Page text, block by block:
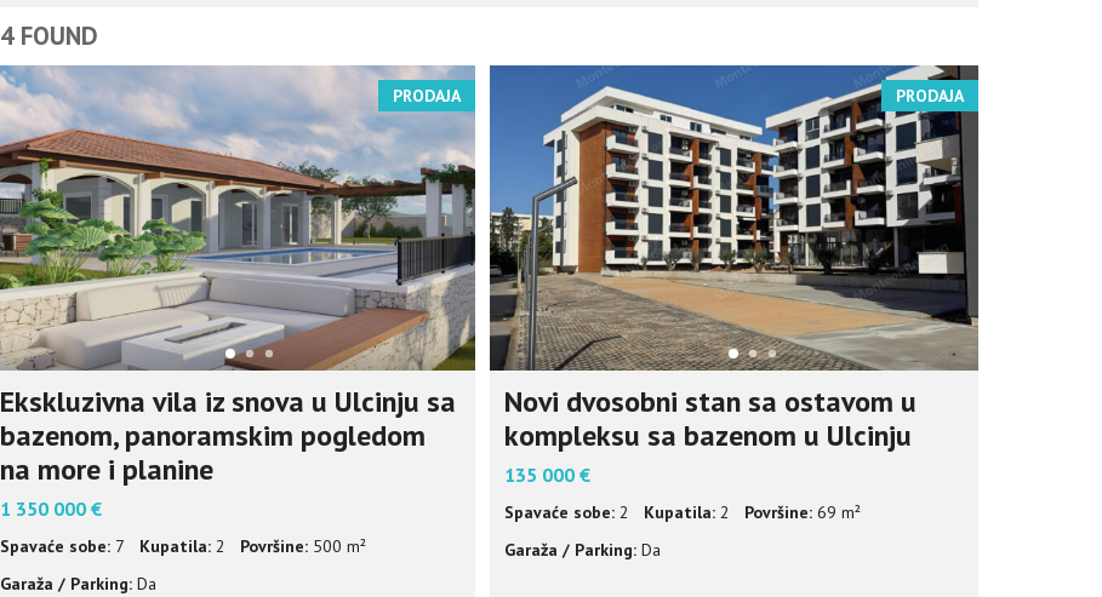
I
S
N
E
N
F
O
M
C
I
J
E
N
G
L
I
S
H
(
U
K
4 FOUND
PRODAJA
Ekskluzivna vila iz snova u Ulcinju sa
bazenom, panoramskim pogledom
na more i planine
1 350 000 €
Spavaće sobe: 7 Kupatila: 2 Površine: 500 m²
Garaža / Parking: Da
PRODAJA
Novi dvosobni stan sa ostavom u
kompleksu sa bazenom u Ulcinju
135 000 €
Spavaće sobe: 2 Kupatila: 2 Površine: 69 m²
Garaža / Parking: Da